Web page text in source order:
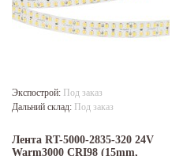
Экспострой: Под заказ
Дальний склад: Под заказ
Лента RT-5000-2835-320 24V
Warm3000 CRI98 (15mm,